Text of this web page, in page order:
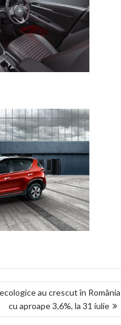
au crescut în România
cu aproape 3,6%, la 31 iulie